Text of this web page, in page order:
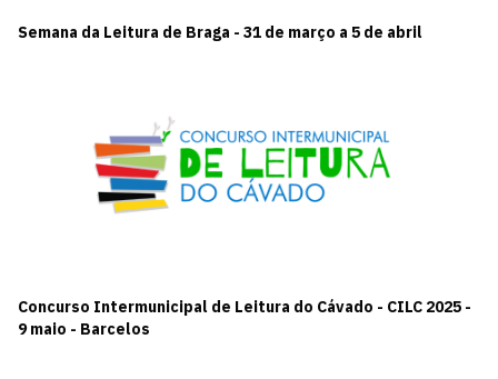
Semana da Leitura de Braga - 31 de março a 5 de abril
Concurso Intermunicipal de Leitura do Cávado - CILC 2025 -
9 maio - Barcelos